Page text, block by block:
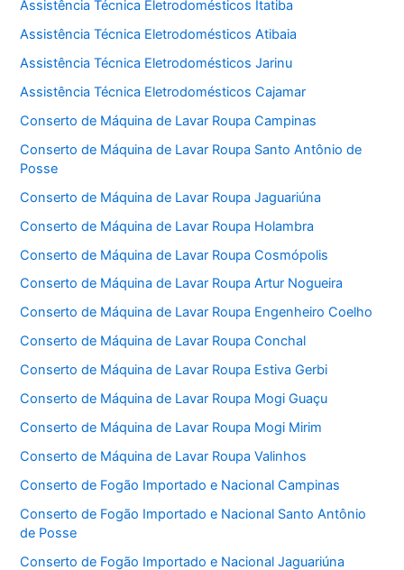
Assistência Técnica Eletrodomésticos Itatiba
Assistência Técnica Eletrodomésticos Atibaia
Assistência Técnica Eletrodomésticos Jarinu
Assistência Técnica Eletrodomésticos Cajamar
Conserto de Máquina de Lavar Roupa Campinas
Conserto de Máquina de Lavar Roupa Santo Antônio de
Posse
Conserto de Máquina de Lavar Roupa Jaguariúna
Conserto de Máquina de Lavar Roupa Holambra
Conserto de Máquina de Lavar Roupa Cosmópolis
Conserto de Máquina de Lavar Roupa Artur Nogueira
Conserto de Máquina de Lavar Roupa Engenheiro Coelho
Conserto de Máquina de Lavar Roupa Conchal
Conserto de Máquina de Lavar Roupa Estiva Gerbi
Conserto de Máquina de Lavar Roupa Mogi Guaçu
Conserto de Máquina de Lavar Roupa Mogi Mirim
Conserto de Máquina de Lavar Roupa Valinhos
Conserto de Fogão Importado e Nacional Campinas
Conserto de Fogão Importado e Nacional Santo Antônio
de Posse
Conserto de Fogão Importado e Nacional Jaguariúna